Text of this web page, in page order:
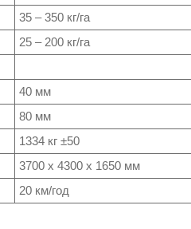
35 – 350 кг/га
25 – 200 кг/га
40 мм
80 мм
1334 кг ±50
3700 х 4300 х 1650 мм
20 км/год